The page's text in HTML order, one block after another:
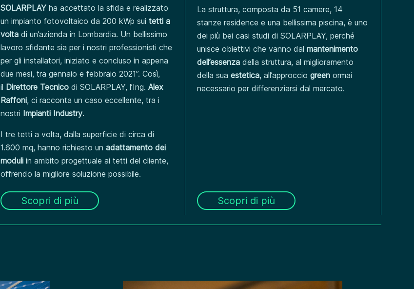
SOLARPLAY ha accettato la sfida e realizzato
un impianto fotovoltaico da 200 kWp sui tetti a
volta di un’azienda in Lombardia. Un bellissimo
lavoro sfidante sia per i nostri professionisti che
per gli installatori, iniziato e concluso in appena
due mesi, tra gennaio e febbraio 2021”. Così,
il Direttore Tecnico di SOLARPLAY, l’Ing. Alex
Raffoni, ci racconta un caso eccellente, tra i
nostri Impianti Industry.
I tre tetti a volta, dalla superficie di circa di
1.600 mq, hanno richiesto un adattamento dei
moduliin ambito progettuale ai tetti del cliente,
offrendo la migliore soluzione possibile.
Scopri di più
La struttura, composta da 51 camere, 14
stanze residence e una bellissima piscina, è uno
dei più bei casi studi di SOLARPLAY, perché
unisce obiettivi che vanno dal mantenimento
dell’essenzadella struttura, al miglioramento
della sua estetica, all’approccio greenormai
necessario per differenziarsi dal mercato.
Scopri di più